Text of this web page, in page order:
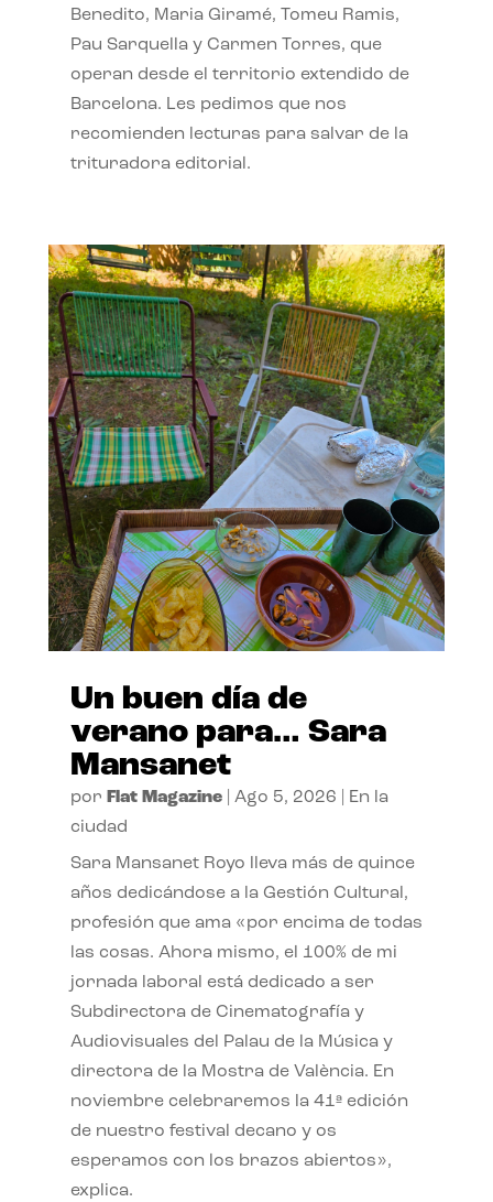
Benedito, Maria Giramé, Tomeu Ramis,
Pau Sarquella y Carmen Torres, que
operan desde el territorio extendido de
Barcelona. Les pedimos que nos
recomienden lecturas para salvar de la
trituradora editorial.
Un buen día de
verano para… Sara
Mansanet
por Flat Magazine| Ago 5, 2026
En la
ciudad
Sara Mansanet Royo lleva más de quince
años dedicándose a la Gestión Cultural,
profesión que ama «por encima de todas
las cosas. Ahora mismo, el 100% de mi
jornada laboral está dedicado a ser
Subdirectora de Cinematografía y
Audiovisuales del Palau de la Música y
directora de la Mostra de València. En
noviembre celebraremos la 41ª edición
de nuestro festival decano y os
esperamos con los brazos abiertos»,
explica.